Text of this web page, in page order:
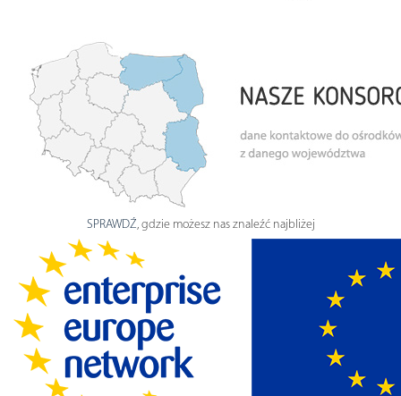
SPRAWDŹ, gdzie możesz nas znaleźć najbliżej